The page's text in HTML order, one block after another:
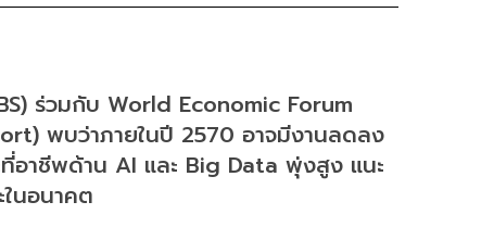
ร่วมกับ World Economic Forum
พบว่าภายในปี 2570 อาจมีงานลดลง
อาชีพด้าน AI และ Big Data พุ่งสูง แนะ
นอนาคต